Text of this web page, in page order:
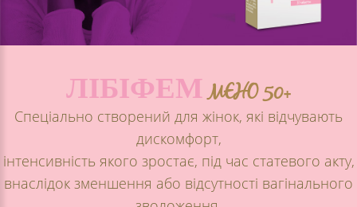
ЛІБІФЕМMEHO 50+
Спеціально створений для жінок, які відчувають
дискомфорт,
інтенсивність якого зростає, під час статевого акту,
внаслідок зменшення або відсутності вагінального